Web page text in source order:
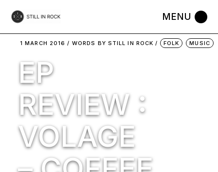
the
1 MARCH 2016 WORDS BY STILL IN ROCK FOLK MUSIC
EP
REVIEW :
VOLAGE